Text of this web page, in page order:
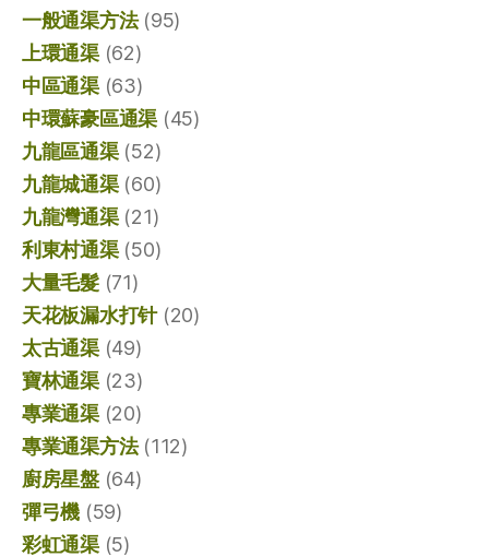
一般通渠方法(95)
上環通渠(62)
中區通渠(63)
中環蘇豪區通渠 (45)
九龍區通渠(52)
九龍城通渠(60)
九龍灣通渠(21)
利東村通渠(50)
大量毛髮(71)
天花板漏水打针(20)
太古通渠(49)
寶林通渠(23)
專業通渠(20)
專業通渠方法(112)
廚房星盤(64)
彈弓機 (59)
彩虹通渠(5)